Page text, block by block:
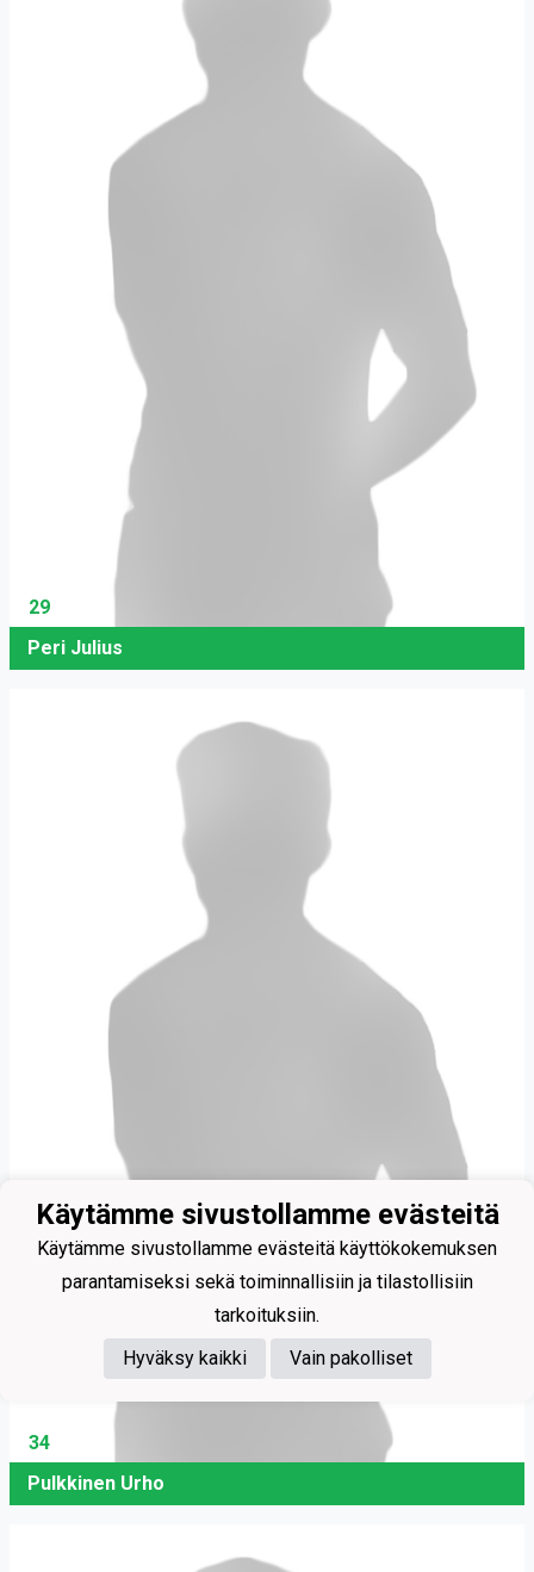
29
Peri Julius
34
Pulkkinen Urho
Käytämme sivustollamme evästeitä
Käytämme sivustollamme evästeitä käyttökokemuksen
parantamiseksi sekä toiminnallisiin ja tilastollisiin
tarkoituksiin.
Hyväksy kaikki
Vain pakolliset